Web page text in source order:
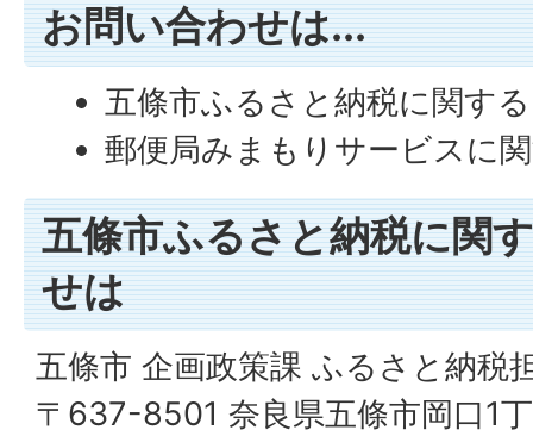
お問い合わせは...
五條市ふるさと納税に関す
郵便局みまもりサービスに
五條市ふるさと納税に関
せは
五條市 企画政策課 ふるさと納税
〒637-8501 奈良県五條市岡口1